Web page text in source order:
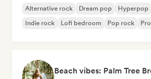
Alternative rock Dream pop Hyperpop
Indie rock
Lofi bedroom Pop rock